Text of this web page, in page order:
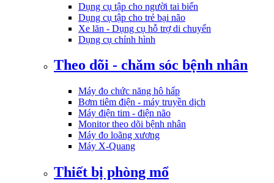
Dụng cụ tập cho người tai biến
Dụng cụ tập cho trẻ bại não
Xe lăn - Dụng cụ hỗ trợ di chuyển
Dụng cụ chỉnh hình
Theo dõi - chăm sóc bệnh nhân
Máy đo chức năng hô hấp
Bơm tiêm điện - máy truyền dịch
Máy điện tim - điện não
Monitor theo dõi bệnh nhân
Máy đo loãng xương
Máy X-Quang
Thiết bị phòng mổ